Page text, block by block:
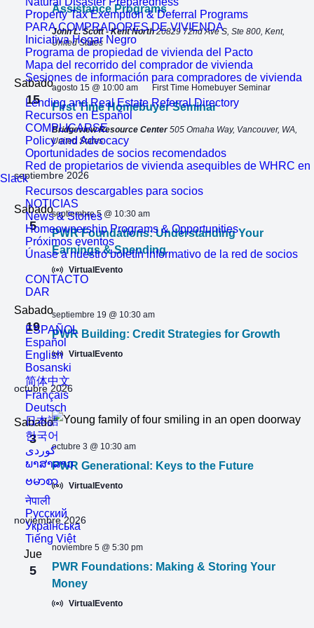
Property Tax Exemption & Deferral Programs
PARA COMPRADORES DE VIVIENDA
Iniciativa Hogar Negro
Programa de propiedad de vivienda del Pacto
Mapa del recorrido del comprador de vivienda
Sesiones de información para compradores de vivienda
Lending and Real Estate Referral Directory
Recursos en Español
COMPLICARSE
Policy and Advocacy
Oportunidades de socios recomendados
Red de propietarios de vivienda asequibles de WHRC en
Slack
Recursos descargables para socios
NOTICIAS
News & Stories
Homeownership Programs & Opportunities
Próximos eventos
Únase a nuestro boletín informativo de la red de socios
CONTACTO
DAR
ESPAÑOL
Español
English
Bosanski
简体中文
Français
Deutsch
日本語
한국어
ພາສາລາວ
ဗမာစာ
नेपाली
Русский
Українська
Tiếng Việt
Assistance Programs
John L. Scott - Kent North20829 72nd Ave S, Ste 800, Kent,
United States
Sabado
15
First Time Homebuyer Seminar
agosto 15 @ 10:00 am First Time Homebuyer Seminar
Bridgeview Resource Center505 Omaha Way, Vancouver, WA,
United States
septiembre 2026
Sabado
5
PWR Foundations: Understanding Your
Earnings & Spending
septiembre 5 @ 10:30 am
VirtualEvento
Sabado
19
PWR Building: Credit Strategies for Growth
septiembre 19 @ 10:30 am
VirtualEvento
octubre 2026
Sabado
3
PWR Generational: Keys to the Future
octubre 3 @ 10:30 am
VirtualEvento
noviembre 2026
Jue
5
PWR Foundations: Making & Storing Your
Money
noviembre 5 @ 5:30 pm
VirtualEvento